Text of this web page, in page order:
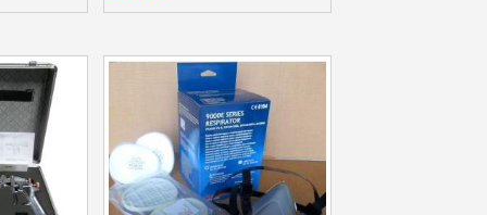
pour 250€ d'achats
dès 30€ d'achats
moins d'1 minute
des bons d'achat